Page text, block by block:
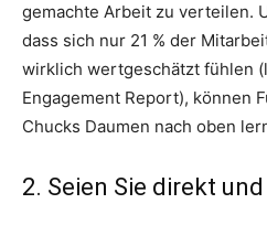
gemachte Arbeit zu verteilen.
dass sich nur 21 % der
wirklich wertgeschätzt fühlen
Engagement Report), können
Chucks Daumen nach oben
2. Seien Sie direkt